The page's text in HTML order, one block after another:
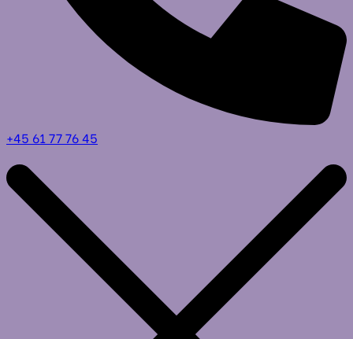
+45 61 77 76 45